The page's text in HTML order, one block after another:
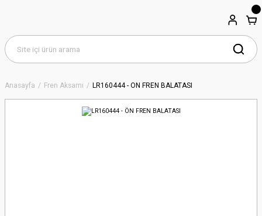
Anasayfa Fren Aksamı LR160444 - ÖN FREN BALATASI